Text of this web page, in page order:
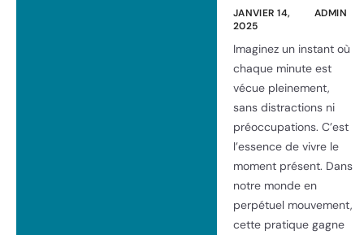
JANVIER 14,
2025
ADMIN
Imaginez un instant où
chaque minute est
vécue pleinement,
sans distractions ni
préoccupations. C’est
l’essence de vivre le
moment présent. Dans
notre monde en
perpétuel mouvement,
cette pratique gagne